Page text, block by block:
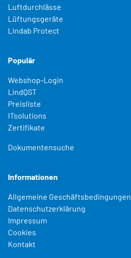
Luftdurchlässe
Lüftungsgeräte
Lindab Protect
Populär
Webshop-Login
LindQST
Preisliste
ITsolutions
Zertifikate
Dokumentensuche
Informationen
Allgemeine Geschäftsbedingungen
Datenschutzerklärung
Impressum
Cookies
Kontakt